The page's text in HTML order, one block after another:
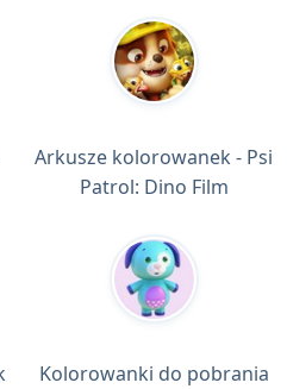
Arkusze kolorowanek - Psi
Patrol: Dino Film
Kolorowanki do pobrania